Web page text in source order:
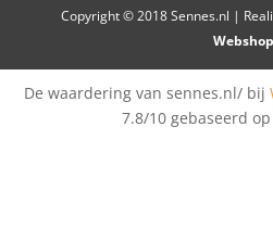
Copyright © 2018 Sennes.nl |
Webshop
De waardering van sennes.nl/ bij
7.8/10 gebaseerd